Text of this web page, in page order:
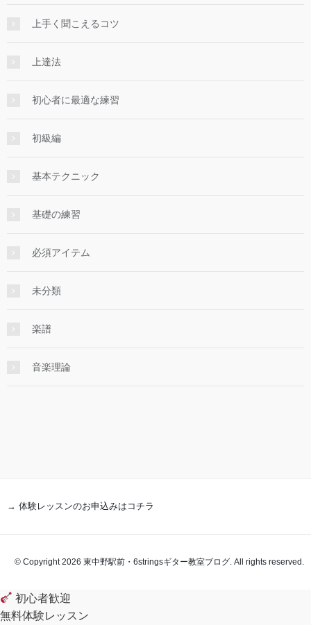
上手く聞こえるコツ
上達法
初心者に最適な練習
初級編
基本テクニック
基礎の練習
必須アイテム
未分類
楽譜
音楽理論
→ 体験レッスンのお申込みはコチラ
© Copyright 2026 東中野駅前・6stringsギター教室ブログ. All rights reserved.
初心者歓迎
無料体験レッスン